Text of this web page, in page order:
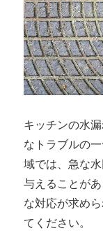
キッチンの水
なトラブルの
域では、急な
与えることが
な対応が求め
てください。